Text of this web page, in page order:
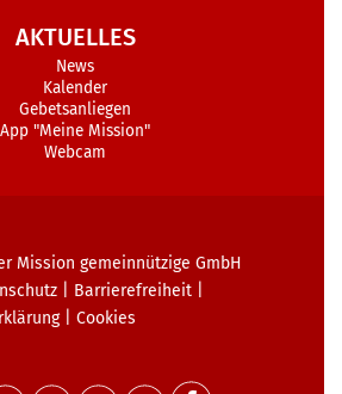
AKTUELLES
News
Kalender
Gebetsanliegen
App "Meine Mission"
Webcam
Mission gemeinnützige GmbH
Barrierefreiheit
| Cookies